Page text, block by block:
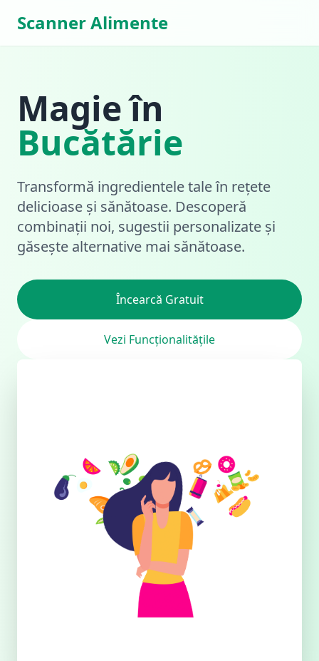
Scanner Alimente
Magie în
Bucătărie
Transformă ingredientele tale în rețete
delicioase și sănătoase. Descoperă
combinații noi, sugestii personalizate și
găsește alternative mai sănătoase.
Încearcă Gratuit
Vezi Funcționalitățile